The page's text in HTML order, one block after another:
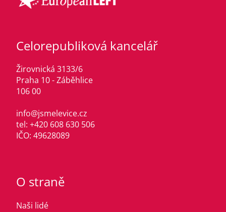
Celorepubliková kancelář
Žirovnická 3133/6
Praha 10 - Záběhlice
106 00
info@jsmelevice.cz
tel: +420 608 630 506
IČO: 49628089
O straně
Naši lidé